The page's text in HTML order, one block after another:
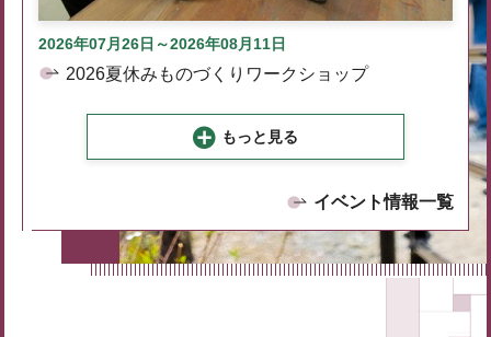
2026年07月26日～2026年08月11日
2026夏休みものづくりワークショップ
もっと見る
イベント情報一覧